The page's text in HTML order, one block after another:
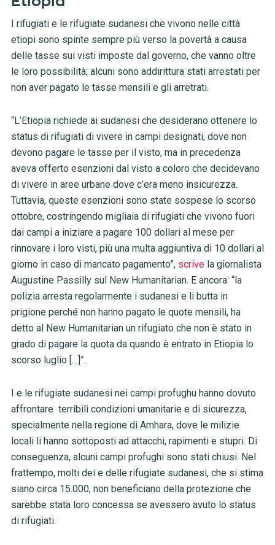
I rifugiati e le rifugiate sudanesi che vivono nelle città
etiopi sono spinte sempre più verso la povertà a causa
delle tasse sui visti imposte dal governo, che vanno oltre
le loro possibilità; alcuni sono addirittura stati arrestati per
non aver pagato le tasse mensili e gli arretrati.
“L’Etiopia richiede ai sudanesi che desiderano ottenere lo
status di rifugiati di vivere in campi designati, dove non
devono pagare le tasse per il visto, ma in precedenza
aveva offerto esenzioni dal visto a coloro che decidevano
di vivere in aree urbane dove c’era meno insicurezza.
Tuttavia, queste esenzioni sono state sospese lo scorso
ottobre, costringendo migliaia di rifugiati che vivono fuori
dai campi a iniziare a pagare 100 dollari al mese per
rinnovare i loro visti, più una multa aggiuntiva di 10 dollari al
giorno in caso di mancato pagamento”, scrivela giornalista
Augustine Passilly sul New Humanitarian. E ancora: “la
polizia arresta regolarmente i sudanesi e li butta in
prigione perché non hanno pagato le quote mensili, ha
detto al New Humanitarian un rifugiato che non è stato in
grado di pagare la quota da quando è entrato in Etiopia lo
scorso luglio […]”.
I e le rifugiate sudanesi nei campi profughu hanno dovuto
affrontare terribili condizioni umanitarie e di sicurezza,
specialmente nella regione di Amhara, dove le milizie
locali li hanno sottoposti ad attacchi, rapimenti e stupri. Di
conseguenza, alcuni campi profughi sono stati chiusi. Nel
frattempo, molti dei e delle rifugiate sudanesi, che si stima
siano circa 15.000, non beneficiano della protezione che
sarebbe stata loro concessa se avessero avuto lo status
di rifugiati.